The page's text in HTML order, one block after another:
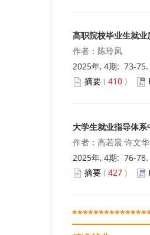
高职院校毕业生就
作者：陈玲凤
2025年, 4期: 73-75.
摘要 ( 410 )
大学生就业指导体
作者：高若晨 许文华
2025年, 4期: 76-78.
摘要 ( 427 )